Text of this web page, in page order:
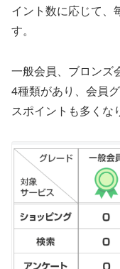
イント数に応じて、
す。
一般会員、ブロンズ
4種類があり、会員
スポイントも多くな